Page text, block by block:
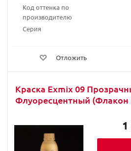
Код оттенка по
производителю
Серия
Отложить
Краска Exmix 09
Флуоресцентный (Флакон
1